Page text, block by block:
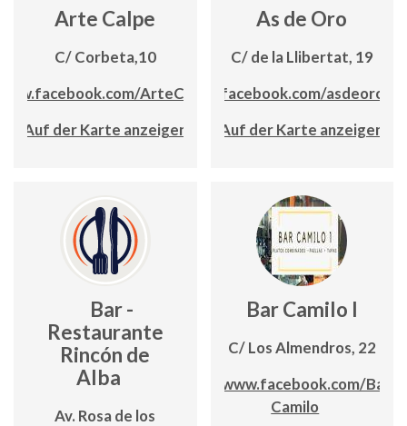
Arte Calpe
C/ Corbeta,10
ArteCalpe
Auf der Karte anzeigen
As de Oro
C/ de la Llibertat, 19
www.facebook.com/
Auf der Karte anzeigen
Bar -
Restaurante
Rincón de
Alba
Av. Rosa de los
Bar Camilo I
C/ Los Almendros, 22
www.facebook.com/Bar-
Camilo